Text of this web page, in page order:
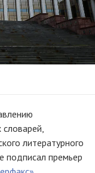
литературного
подписал премьер